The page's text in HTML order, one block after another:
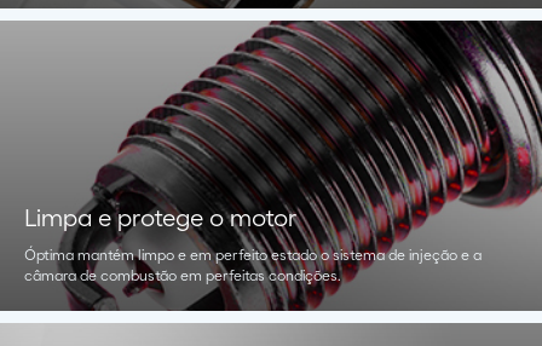
Limpa e protege o motor
Óptima mantém limpo e em perfeito estado o sistema de injeção e a
câmara de combustão em perfeitas condições.